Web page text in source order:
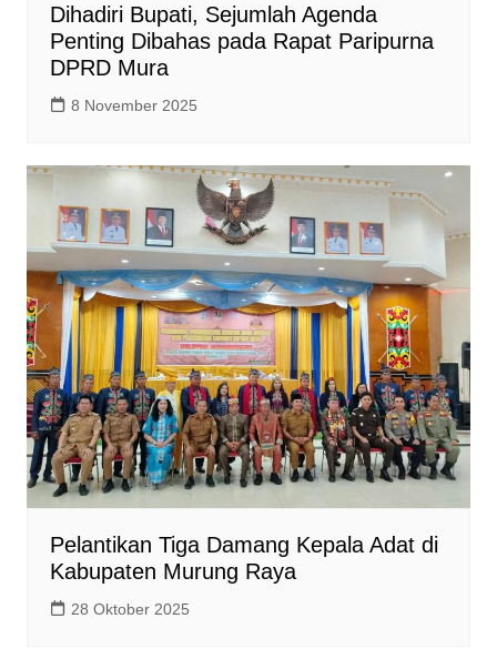
Dihadiri Bupati, Sejumlah Agenda
Penting Dibahas pada Rapat Paripurna
DPRD Mura
8 November 2025
Pelantikan Tiga Damang Kepala Adat di
Kabupaten Murung Raya
28 Oktober 2025